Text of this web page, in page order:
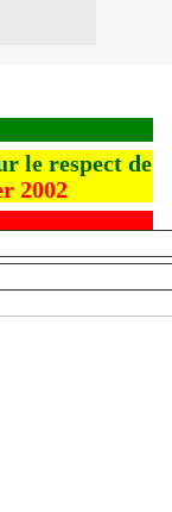
le respect de
2002